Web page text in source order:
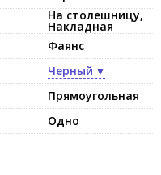
На столешницу,
Накладная
Фаянс
Черный
Прямоугольная
Одно